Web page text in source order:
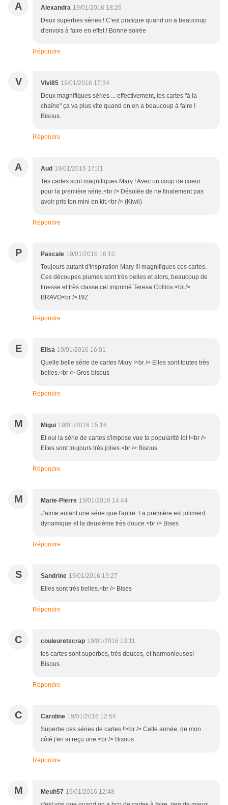
A Alexandra 19/01/2016 18:26
Deux superbes séries ! C'est pratique quand on a beaucoup
d'envois à faire en effet ! Bonne soirée
Répondre
V Vivi85 19/01/2016 17:34
Deux magnifiques séries ... effectivement, les cartes "à la
chaîne" ça va plus vite quand on en a beaucoup à faire !
Bisous.
Répondre
A Aud 19/01/2016 17:31
Tes cartes sont magnifiques Mary ! Avec un coup de coeur
pour la première série.<br /> Désolée de ne finalement pas
avoir pris ton mini en kit.<br /> (Kiwii)
Répondre
P Pascale 19/01/2016 16:10
Toujours autant d'inspiration Mary !!! magnifiques ces cartes.
Ces découpes plumes sont très belles et alors, beaucoup de
finesse et très classe cet imprimé Teresa Collins.<br />
BRAVO<br /> BIZ
Répondre
E Elisa 19/01/2016 16:01
Quelle belle série de cartes Mary !<br /> Elles sont toutes très
belles.<br /> Gros bisous
Répondre
M Migui 19/01/2016 15:16
Et oui la série de cartes s'impose vue ta popularité lol !<br />
Elles sont toujours très jolies.<br /> Bisous
Répondre
M Marie-Pierre 19/01/2016 14:44
J'aime autant une série que l'autre. La première est joliment
dynamique et la deuxième très douce.<br /> Bises
Répondre
S Sandrine 19/01/2016 13:27
Elles sont très belles.<br /> Bises
Répondre
C couleuretscrap 19/01/2016 13:11
tes cartes sont superbes, très douces, et harmonieuses!
Bisous
Répondre
C Caroline 19/01/2016 12:54
Superbe ces séries de cartes !!<br /> Cette année, de mon
côté j'en ai reçu une.<br /> Bisous
Répondre
M Meuh57 19/01/2016 12:48